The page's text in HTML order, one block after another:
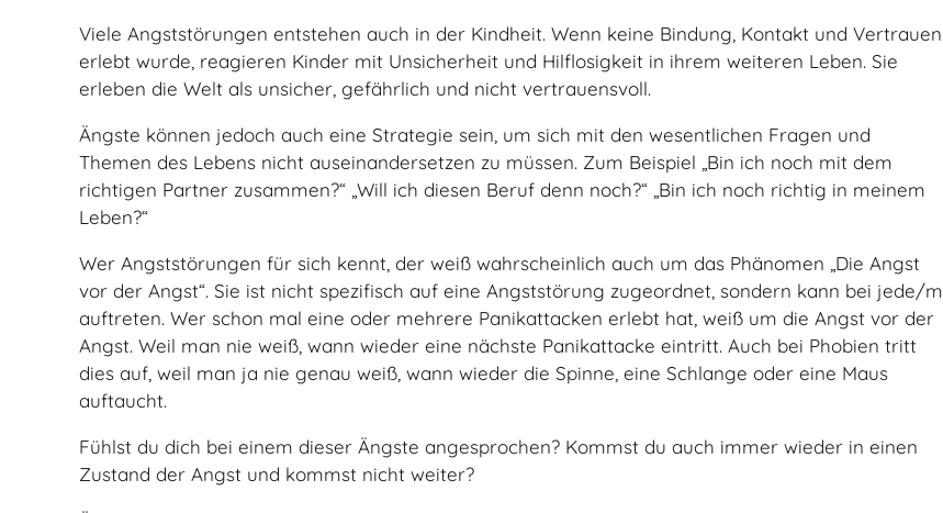
Viele Angststörungen entstehen auch in der Kindheit. Wenn keine Bindung, Kontakt und Vertrauen
erlebt wurde, reagieren Kinder mit Unsicherheit und Hilflosigkeit in ihrem weiteren Leben. Sie
erleben die Welt als unsicher, gefährlich und nicht vertrauensvoll.
Ängste können jedoch auch eine Strategie sein, um sich mit den wesentlichen Fragen und
Themen des Lebens nicht auseinandersetzen zu müssen. Zum Beispiel „Bin ich noch mit dem
richtigen Partner zusammen?“ „Will ich diesen Beruf denn noch?“ „Bin ich noch richtig in meinem
Leben?“
Wer Angststörungen für sich kennt, der weiß wahrscheinlich auch um das Phänomen „Die Angst
vor der Angst“. Sie ist nicht spezifisch auf eine Angststörung zugeordnet, sondern kann bei jede/m
auftreten. Wer schon mal eine oder mehrere Panikattacken erlebt hat, weiß um die Angst vor der
Angst. Weil man nie weiß, wann wieder eine nächste Panikattacke eintritt. Auch bei Phobien tritt
dies auf, weil man ja nie genau weiß, wann wieder die Spinne, eine Schlange oder eine Maus
auftaucht.
Fühlst du dich bei einem dieser Ängste angesprochen? Kommst du auch immer wieder in einen
Zustand der Angst und kommst nicht weiter?